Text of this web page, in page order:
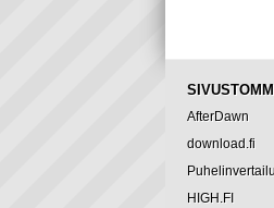
AfterDawn
download.fi
Puhelinvertailu
HIGH.FI